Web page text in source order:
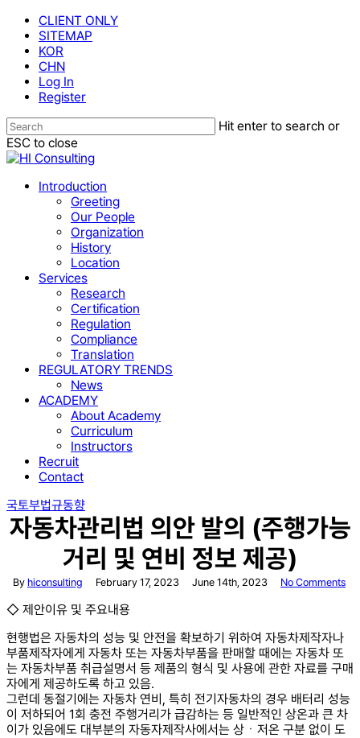
Skip
main
content
CLIENT ONLY
SITEMAP
KOR
CHN
Log In
Register
Hit enter to search or
ESC to close
Close
Menu Introduction
Greeting
Our People
Organization
History
Location
Services
Research
Certification
Regulation
Compliance
Translation
REGULATORY TRENDS
News
ACADEMY
About Academy
Curriculum
Instructors
Recruit
Contact
국토부법규동향
자동차관리법 의안 발의 (주행가능
거리 및 연비 정보 제공)
By hiconsulting February 17, 2023 June 14th, 2023 No Comments
◇ 제안이유 및 주요내용
현행법은 자동차의 성능 및 안전을 확보하기 위하여 자동차제작자나
부품제작자에게 자동차 또는 자동차부품을 판매할 때에는 자동차 또
는 자동차부품 취급설명서 등 제품의 형식 및 사용에 관한 자료를 구매
자에게 제공하도록 하고 있음.
그런데 동절기에는 자동차 연비, 특히 전기자동차의 경우 배터리 성능
이 저하되어 1회 충전 주행거리가 급감하는 등 일반적인 상온과 큰 차
이가 있음에도 대부분의 자동자제작사에서는 상ㆍ저온 구분 없이 도